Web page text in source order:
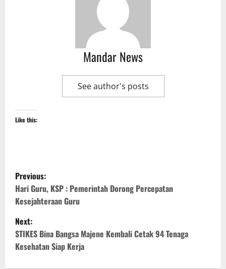
Mandar News
See author's posts
Like this:
P
o
s
t
n
Previous:
Hari Guru, KSP : Pemerintah Dorong Percepatan
Kesejahteraan Guru
Next:
STIKES Bina Bangsa Majene Kembali Cetak 94 Tenaga
Kesehatan Siap Kerja